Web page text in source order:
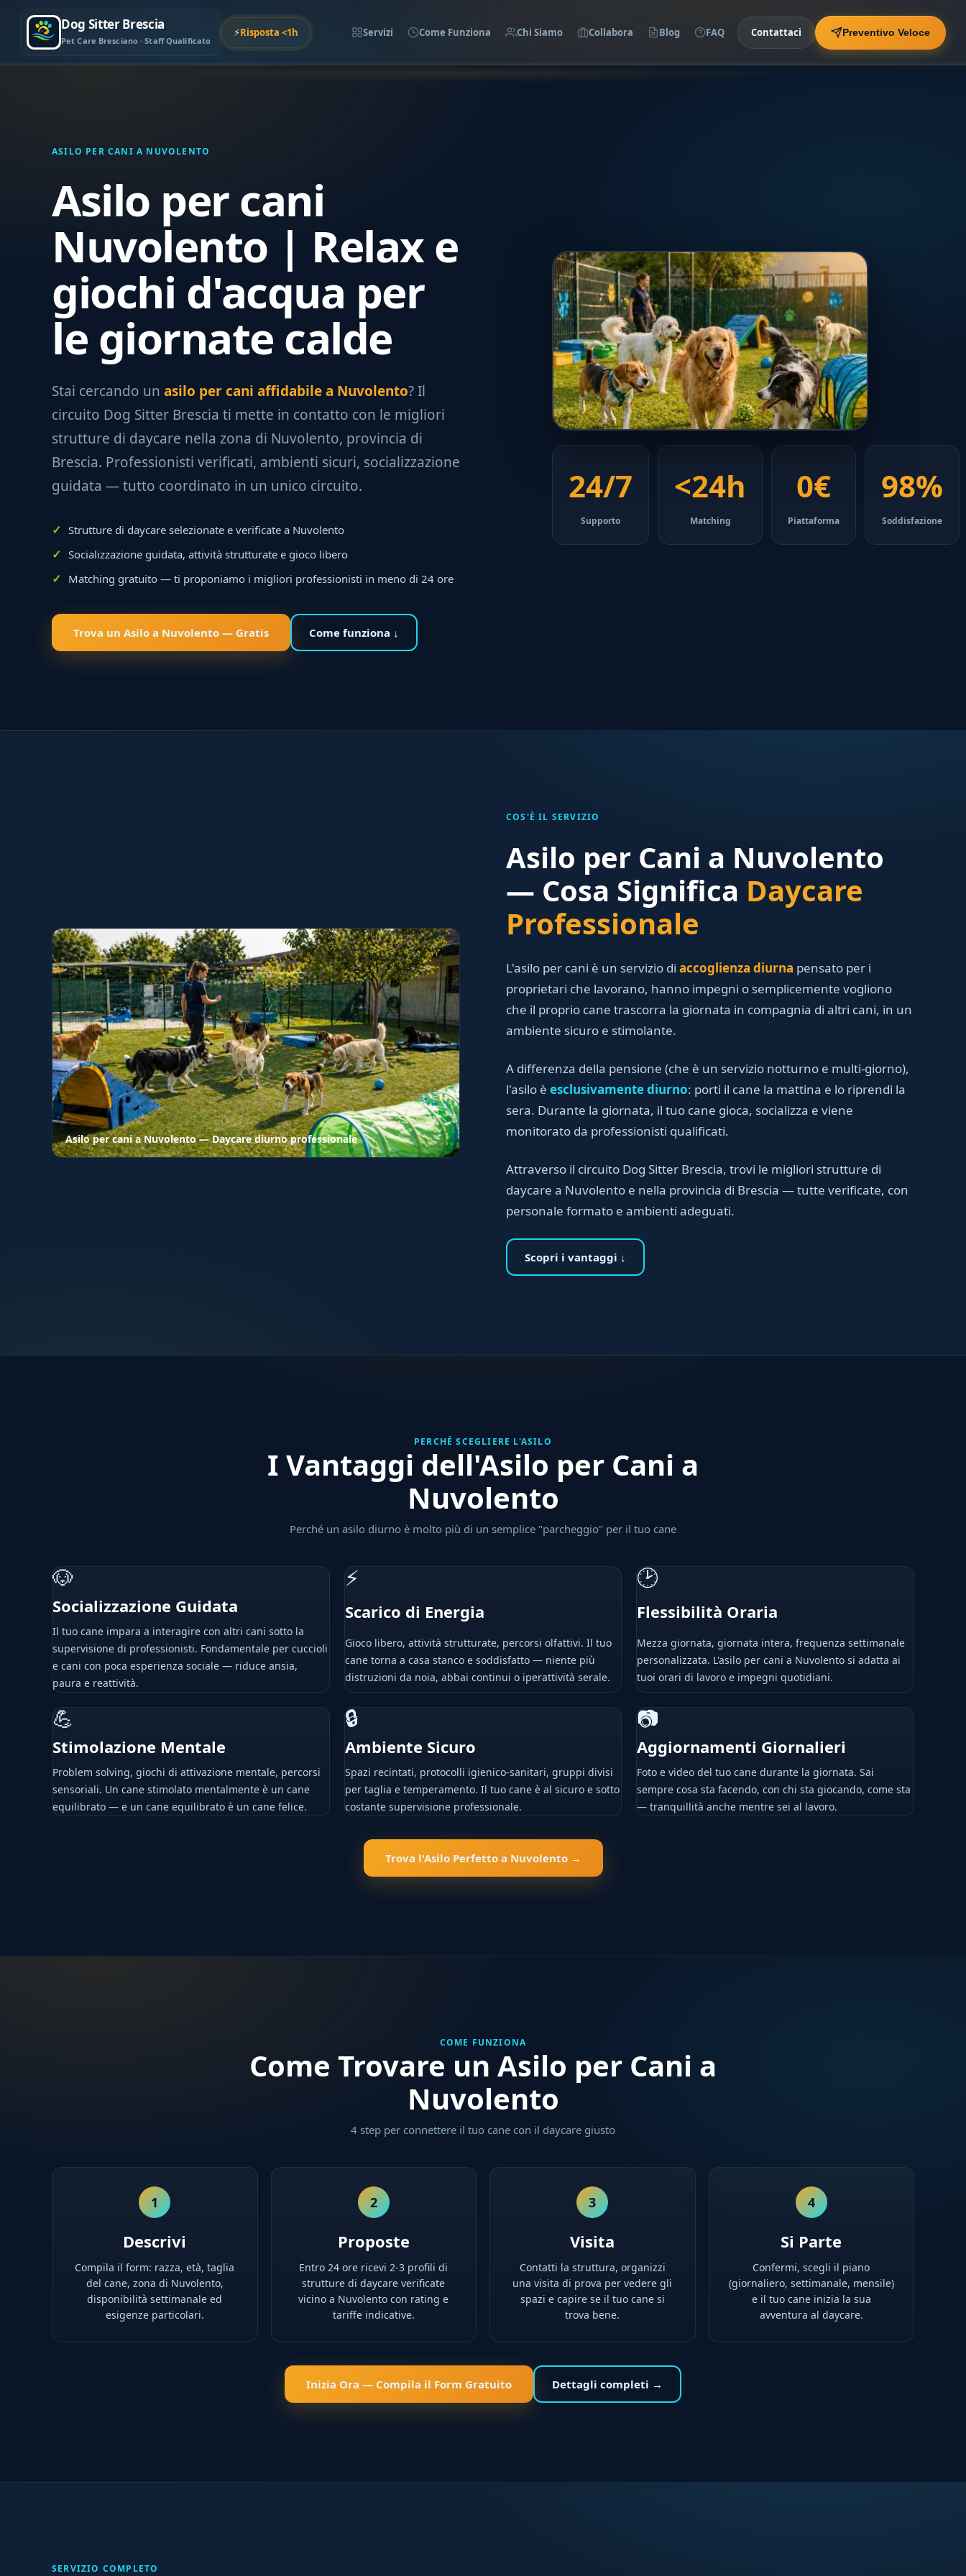
Dog Sitter Brescia
Pet Care Bresciano · Staff Qualificato
⚡Risposta <1h Servizi Come Funziona Chi Siamo Collabora Blog FAQ Contattaci Preventivo Veloce
ASILO PER CANI A NUVOLENTO
Asilo per cani
Nuvolento | Relax e
giochi d'acqua per
le giornate calde
Stai cercando un asilo per cani affidabile a Nuvolento? Il
circuito Dog Sitter Brescia ti mette in contatto con le migliori
strutture di daycare nella zona di Nuvolento, provincia di
Brescia. Professionisti verificati, ambienti sicuri, socializzazione
guidata — tutto coordinato in un unico circuito.
Strutture di daycare selezionate e verificate a Nuvolento
Socializzazione guidata, attività strutturate e gioco libero
Matching gratuito — ti proponiamo i migliori professionisti in meno di 24 ore
Trova un Asilo a Nuvolento — Gratis Come funziona ↓
24/7
Supporto
<24h
Matching
0€
Piattaforma
98%
Soddisfazione
Asilo per cani a Nuvolento — Daycare diurno professionale
COS'È IL SERVIZIO
Asilo per Cani a Nuvolento
— Cosa Significa Daycare
Professionale
L'asilo per cani è un servizio di accoglienza diurna pensato per i
proprietari che lavorano, hanno impegni o semplicemente vogliono
che il proprio cane trascorra la giornata in compagnia di altri cani, in un
ambiente sicuro e stimolante.
A differenza della pensione (che è un servizio notturno e multi-giorno),
l'asilo è esclusivamente diurno: porti il cane la mattina e lo riprendi la
sera. Durante la giornata, il tuo cane gioca, socializza e viene
monitorato da professionisti qualificati.
Attraverso il circuito Dog Sitter Brescia, trovi le migliori strutture di
daycare a Nuvolento e nella provincia di Brescia — tutte verificate, con
personale formato e ambienti adeguati.
Scopri i vantaggi ↓
PERCHÉ SCEGLIERE L'ASILO
I Vantaggi dell'Asilo per Cani a
Nuvolento
Perché un asilo diurno è molto più di un semplice "parcheggio" per il tuo cane
🐶
Socializzazione Guidata
Il tuo cane impara a interagire con altri cani sotto la
supervisione di professionisti. Fondamentale per cuccioli
e cani con poca esperienza sociale — riduce ansia,
paura e reattività.
⚡
Scarico di Energia
Gioco libero, attività strutturate, percorsi olfattivi. Il tuo
cane torna a casa stanco e soddisfatto — niente più
distruzioni da noia, abbai continui o iperattività serale.
🕑
Flessibilità Oraria
Mezza giornata, giornata intera, frequenza settimanale
personalizzata. L'asilo per cani a Nuvolento si adatta ai
tuoi orari di lavoro e impegni quotidiani.
💪
Stimolazione Mentale
Problem solving, giochi di attivazione mentale, percorsi
sensoriali. Un cane stimolato mentalmente è un cane
equilibrato — e un cane equilibrato è un cane felice.
🔒
Ambiente Sicuro
Spazi recintati, protocolli igienico-sanitari, gruppi divisi
per taglia e temperamento. Il tuo cane è al sicuro e sotto
costante supervisione professionale.
📷
Aggiornamenti Giornalieri
Foto e video del tuo cane durante la giornata. Sai
sempre cosa sta facendo, con chi sta giocando, come sta
— tranquillità anche mentre sei al lavoro.
Trova l'Asilo Perfetto a Nuvolento →
COME FUNZIONA
Come Trovare un Asilo per Cani a
Nuvolento
4 step per connettere il tuo cane con il daycare giusto
1
Descrivi
Compila il form: razza, età, taglia
del cane, zona di Nuvolento,
disponibilità settimanale ed
esigenze particolari.
2
Proposte
Entro 24 ore ricevi 2-3 profili di
strutture di daycare verificate
vicino a Nuvolento con rating e
tariffe indicative.
3
Visita
Contatti la struttura, organizzi
una visita di prova per vedere gli
spazi e capire se il tuo cane si
trova bene.
4
Si Parte
Confermi, scegli il piano
(giornaliero, settimanale, mensile)
e il tuo cane inizia la sua
avventura al daycare.
Inizia Ora — Compila il Form Gratuito Dettagli completi →
SERVIZIO COMPLETO